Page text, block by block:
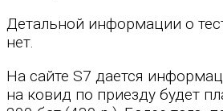
Детальной информации о
нет.
На сайте S7 дается
на ковид по приезду будет